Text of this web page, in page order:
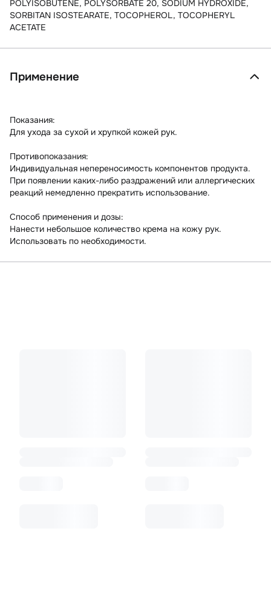
POLYISOBUTENE, POLYSORBATE 20, SODIUM HYDROXIDE,
SORBITAN ISOSTEARATE, TOCOPHEROL, TOCOPHERYL
ACETATE
Применение
Показания:
Для ухода за сухой и хрупкой кожей рук.
Противопоказания:
Индивидуальная непереносимость компонентов продукта.
При появлении каких-либо раздражений или аллергических
реакций немедленно прекратить использование.
Способ применения и дозы:
Нанести небольшое количество крема на кожу рук.
Использовать по необходимости.